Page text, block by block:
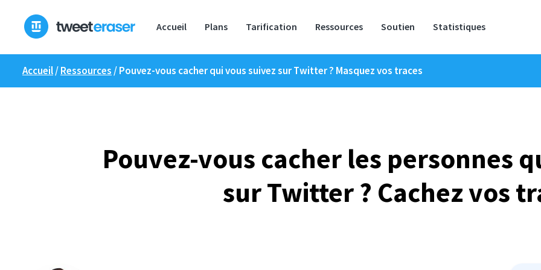
content
Accueil Plans Tarification Ressources Soutien Statistiques
Accueil/Ressources /Pouvez-vous cacher qui vous suivez sur Twitter ? Masquez vos traces
Pouvez-vous cacher les personnes
sur Twitter ? Cachez vos